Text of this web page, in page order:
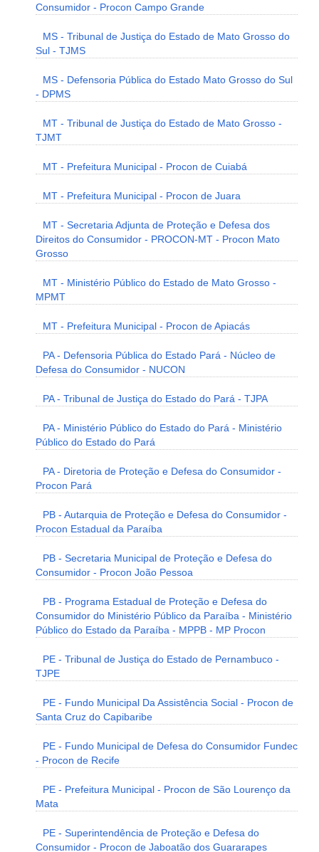
Consumidor - Procon Campo Grande
MS - Tribunal de Justiça do Estado de Mato Grosso do
Sul - TJMS
MS - Defensoria Pública do Estado Mato Grosso do Sul
- DPMS
MT - Tribunal de Justiça do Estado de Mato Grosso -
TJMT
MT - Prefeitura Municipal - Procon de Cuiabá
MT - Prefeitura Municipal - Procon de Juara
MT - Secretaria Adjunta de Proteção e Defesa dos
Direitos do Consumidor - PROCON-MT - Procon Mato
Grosso
MT - Ministério Público do Estado de Mato Grosso -
MPMT
MT - Prefeitura Municipal - Procon de Apiacás
PA - Defensoria Pública do Estado Pará - Núcleo de
Defesa do Consumidor - NUCON
PA - Tribunal de Justiça do Estado do Pará - TJPA
PA - Ministério Público do Estado do Pará - Ministério
Público do Estado do Pará
PA - Diretoria de Proteção e Defesa do Consumidor -
Procon Pará
PB - Autarquia de Proteção e Defesa do Consumidor -
Procon Estadual da Paraíba
PB - Secretaria Municipal de Proteção e Defesa do
Consumidor - Procon João Pessoa
PB - Programa Estadual de Proteção e Defesa do
Consumidor do Ministério Público da Paraíba - Ministério
Público do Estado da Paraíba - MPPB - MP Procon
PE - Tribunal de Justiça do Estado de Pernambuco -
TJPE
PE - Fundo Municipal Da Assistência Social - Procon de
Santa Cruz do Capibaribe
PE - Fundo Municipal de Defesa do Consumidor Fundec
- Procon de Recife
PE - Prefeitura Municipal - Procon de São Lourenço da
Mata
PE - Superintendência de Proteção e Defesa do
Consumidor - Procon de Jaboatão dos Guararapes